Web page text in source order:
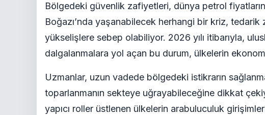
Bölgedeki güvenlik zafiyetleri, dünya petrol
Boğazı’nda yaşanabilecek herhangi bir kriz,
yükselişlere sebep olabiliyor. 2026 yılı itibarıyla,
dalgalanmalara yol açan bu durum, ülkelerin
Uzmanlar, uzun vadede bölgedeki istikrarın
toparlanmanın sekteye uğrayabileceğine dikkat
yapıcı roller üstlenen ülkelerin arabuluculuk